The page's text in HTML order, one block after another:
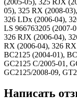
(2005-05), 325 RJX
05), 325 RX (2008-
326 LDx (2006-04),
LS 966763205 (2007-
326 RJX (2006-04),
RX (2006-04), 326 RX
BC2125 (2004-01),
GC2125 C/2005-01,
GC2125/2008-09,
Написать